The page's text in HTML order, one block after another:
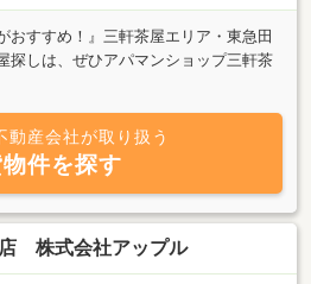
おすすめ！』三軒茶屋エリア・東急田
探しは、ぜひアパマンショップ三軒茶
動産会社が取り扱う
件を探す
株式会社アップル